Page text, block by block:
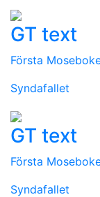
GT text
Första
Syndafallet
GT text
Första
Syndafallet